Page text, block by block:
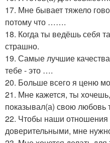
17. Мне бывает тяжело
потому что …….
18. Когда ты ведёшь себя
страшно.
19. Самые лучшие
тебе - это ….
20. Больше всего я ценю
21. Мне кажется, ты
показывал(а) свою
22. Чтобы наши
доверительными, мне